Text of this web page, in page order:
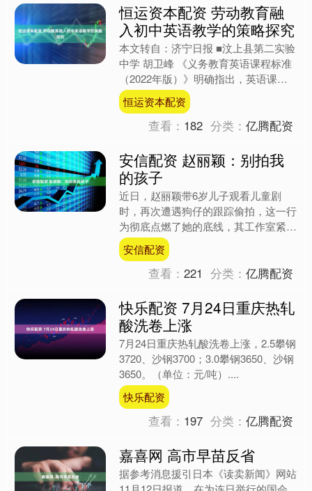
恒运资本配资 劳动教育融
入初中英语教学的策略探究
本文转自：济宁日报 ■汶上县第二实验
中学 胡卫峰 《义务教育英语课程标准
（2022年版）》明确指出，英语课程
承担着培养学生基本英语素养和发展学
生思维能力、提高综....
恒运资本配资
查看： 182 分类：亿腾配资
安信配资 赵丽颖：别拍我
的孩子
近日，赵丽颖带6岁儿子观看儿童剧
时，再次遭遇狗仔的跟踪偷拍，这一行
为彻底点燃了她的底线，其工作室紧急
发布声明，措辞升级为“严厉呼吁”，明
确指出偷拍行为不仅违背新....
安信配资
查看：221 分类：亿腾配资
快乐配资 7月24日重庆热轧
酸洗卷上涨
7月24日重庆热轧酸洗卷上涨，2.5攀钢
3720、沙钢3700；3.0攀钢3650、沙钢
3650。（单位：元/吨）....
快乐配资
查看： 197 分类：亿腾配资
嘉喜网 高市早苗反省
据参考消息援引日本《读卖新闻》网站